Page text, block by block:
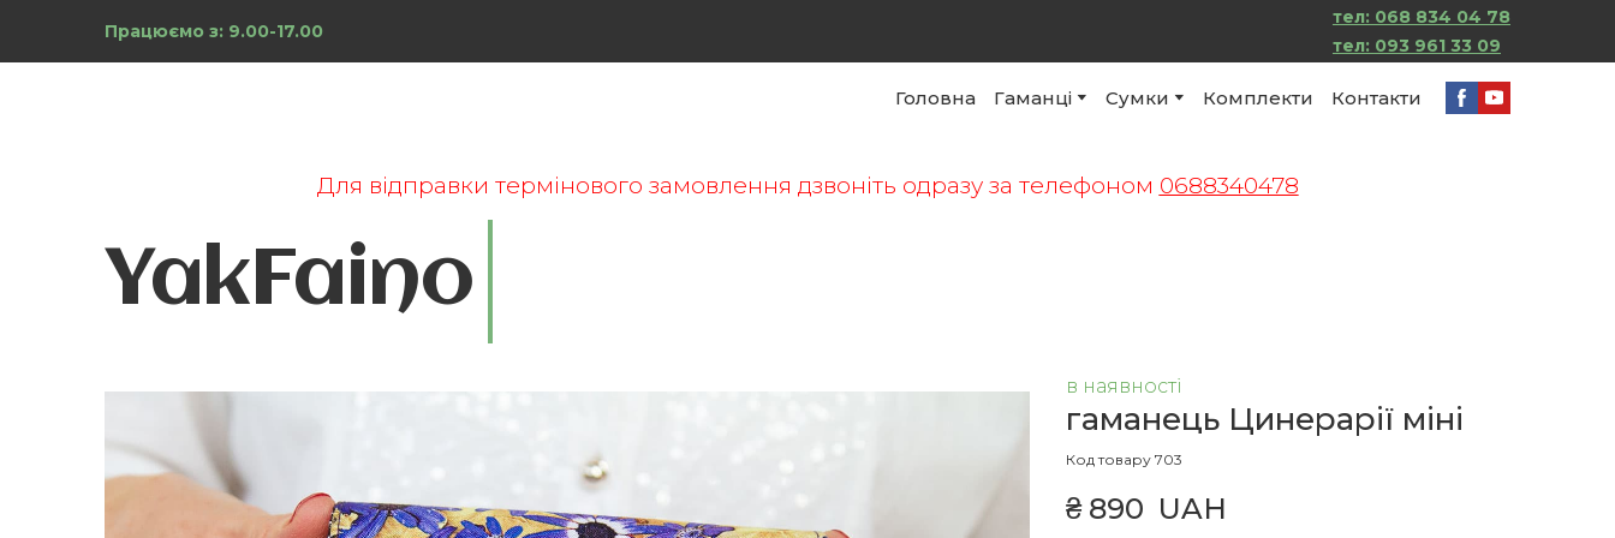
Працюємо з: 9.00-17.00
тел: 068 834 04 78
тел: 093 961 33 09
Головна Гаманці Сумки Комплекти Контакти
Для відправки термінового замовлення дзвоніть одразу за телефоном 0688340478
YakFaino
в наявності
гаманець Цинерарії міні
Код товару 703
₴ 890  UAH